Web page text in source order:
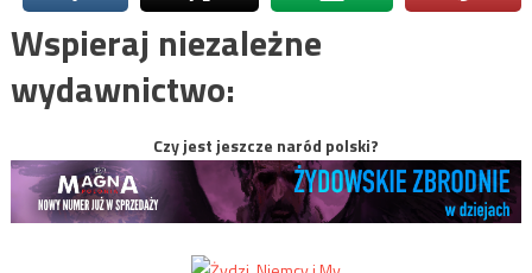
Wspieraj niezależne
wydawnictwo:
Czy jest jeszcze naród polski?